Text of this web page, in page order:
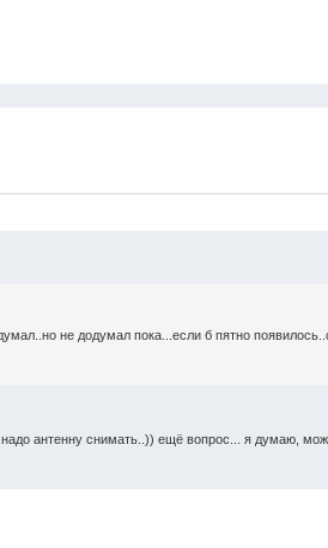
не додумал пока...если б пятно
антенну снимать..)) ещё вопрос... я думаю,